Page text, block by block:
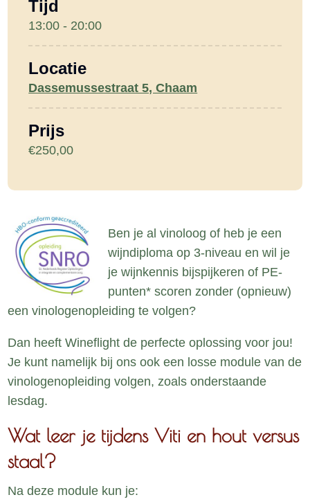
Tijd
13:00 - 20:00
Locatie
Dassemussestraat 5, Chaam
Prijs
€250,00
Ben je al vinoloog of heb je een
wijndiploma op 3-niveau en wil je
je wijnkennis bijspijkeren of PE-
punten* scoren zonder (opnieuw)
een vinologenopleiding te volgen?
Dan heeft Wineflight de perfecte oplossing voor jou!
Je kunt namelijk bij ons ook een losse module van de
vinologenopleiding volgen, zoals onderstaande
lesdag.
Wat leer je tijdens Viti en hout versus
staal?
Na deze module kun je: